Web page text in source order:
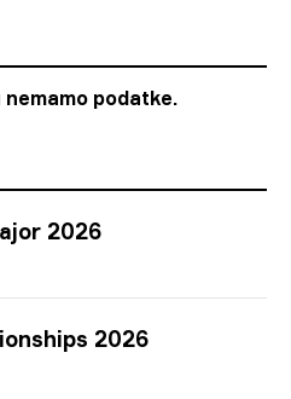
podatke.
2026
2026